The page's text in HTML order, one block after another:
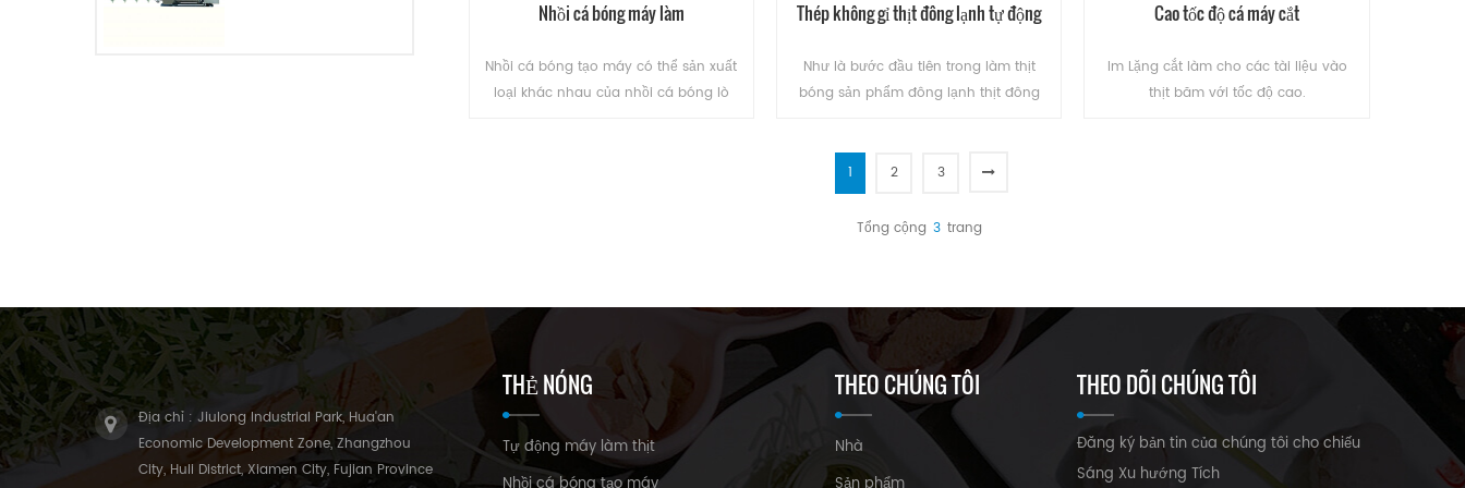
Nhồi cá bóng máy làm
Nhồi cá bóng tạo máy có thể sản xuất
loại khác nhau của nhồi cá bóng lò
Thép không gỉ thịt đông lạnh tự động
Như là bước đầu tiên trong làm thịt
bóng sản phẩm đông lạnh thịt đông
từng mảnh(mà không tan băng)
Cao tốc độ cá máy cắt
Im Lặng cắt làm cho các tài liệu vào
thịt băm với tốc độ cao.
1 2 3
Tổng cộng 3 trang
Địa chỉ : Jiulong Industrial Park, Hua'an
Economic Development Zone, Zhangzhou
City, Huli District, Xiamen City, Fujian Province
THẺ NÓNG
Tự động máy làm thịt
THEO CHÚNG TÔI
Nhà
THEO DÕI CHÚNG TÔI
Đăng ký bản tin của chúng tôi cho chiếu
Sáng Xu hướng Tích